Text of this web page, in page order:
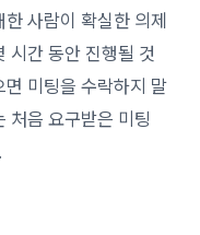
한 사람이 확실한 의제
시간 동안 진행될 것
면 미팅을 수락하지 말
처음 요구받은 미팅